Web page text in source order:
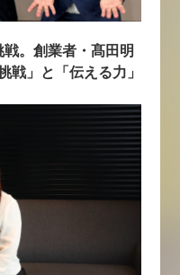
。創業者・髙田明
戦」と「伝える力」